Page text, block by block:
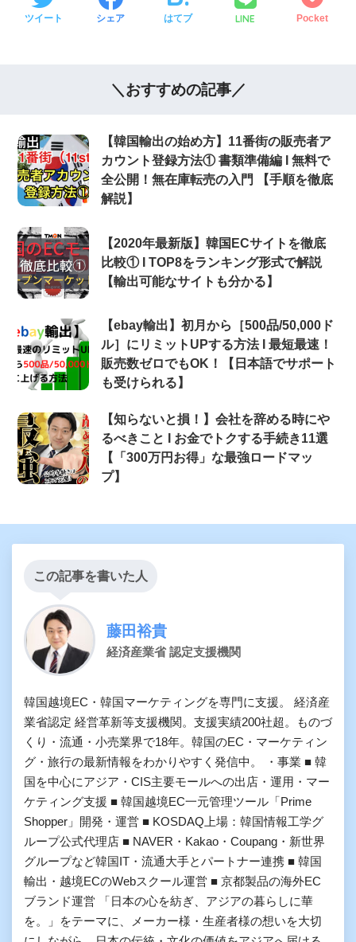
ツイート シェア はてブ LINE Pocket
＼おすすめの記事／
【韓国輸出の始め方】11番街の販売者ア
カウント登録方法① 書類準備編 Ι 無料で
全公開！無在庫転売の入門 【手順を徹底
解説】
【2020年最新版】韓国ECサイトを徹底
比較① Ι TOP8をランキング形式で解説
【輸出可能なサイトも分かる】
【ebay輸出】初月から［500品/50,000ド
ル］にリミットUPする方法 Ι 最短最速！
販売数ゼロでもOK！【日本語でサポート
も受けられる】
【知らないと損！】会社を辞める時にや
るべきこと Ι お金でトクする手続き11選
【「300万円お得」な最強ロードマッ
プ】
この記事を書いた人
藤田裕貴
経済産業省 認定支援機関
韓国越境EC・韓国マーケティングを専門に支援。 経済産
業省認定 経営革新等支援機関。支援実績200社超。ものづ
くり・流通・小売業界で18年。韓国のEC・マーケティン
グ・旅行の最新情報をわかりやすく発信中。 ・事業 ■ 韓
国を中心にアジア・CIS主要モールへの出店・運用・マー
ケティング支援 ■ 韓国越境EC一元管理ツール「Prime
Shopper」開発・運営 ■ KOSDAQ上場：韓国情報工学グ
ループ公式代理店 ■ NAVER・Kakao・Coupang・新世界
グループなど韓国IT・流通大手とパートナー連携 ■ 韓国
輸出・越境ECのWebスクール運営 ■ 京都製品の海外EC
ブランド運営 「日本の心を紡ぎ、アジアの暮らしに華
を。」をテーマに、メーカー様・生産者様の想いを大切